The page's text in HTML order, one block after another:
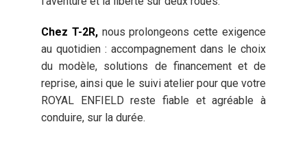
Chez T-2R,nous prolongeons cette exigence
au quotidien : accompagnement dans le choix
du modèle, solutions de financement et de
reprise, ainsi que le suivi atelier pour que votre
ROYAL ENFIELD reste fiable et agréable à
conduire, sur la durée.